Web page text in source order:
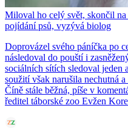
Miloval ho celý svět, skončil
pojídání psů, vyzývá biolog
Doprovázel svého páníčka po
následoval do pouští i
sociálních sítích sledoval
soužití však narušila nechutná
Číně stále běžná, píše v
ředitel táborské zoo Evžen